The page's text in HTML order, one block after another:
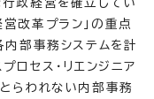
政経営を確立してい
改革プラン」の重点
内部事務システムを計
ロセス・リエンジニア
らわれない内部事務